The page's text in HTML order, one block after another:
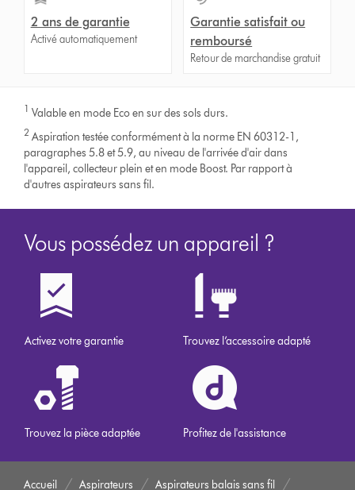
2 ans de garantie
Activé automatiquement
Garantie satisfait ou
remboursé
Retour de marchandise gratuit
1 Valable en mode Eco en sur des sols durs.
2 Aspiration testée conformément à la norme EN 60312-1,
paragraphes 5.8 et 5.9, au niveau de l'arrivée d'air dans
l'appareil, collecteur plein et en mode Boost. Par rapport à
d'autres aspirateurs sans fil.
Vous possédez un appareil ?
Activez votre garantie Trouvez l’accessoire adapté
Trouvez la pièce adaptée Profitez de l'assistance
Accueil Aspirateurs Aspirateurs balais sans fil